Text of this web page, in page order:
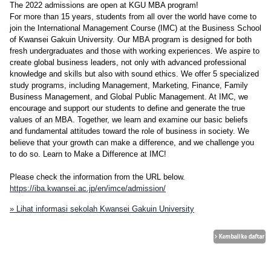
The 2022 admissions are open at KGU MBA program!
For more than 15 years, students from all over the world have come to
join the International Management Course (IMC) at the Business School
of Kwansei Gakuin University. Our MBA program is designed for both
fresh undergraduates and those with working experiences. We aspire to
create global business leaders, not only with advanced professional
knowledge and skills but also with sound ethics. We offer 5 specialized
study programs, including Management, Marketing, Finance, Family
Business Management, and Global Public Management. At IMC, we
encourage and support our students to define and generate the true
values of an MBA. Together, we learn and examine our basic beliefs
and fundamental attitudes toward the role of business in society. We
believe that your growth can make a difference, and we challenge you
to do so. Learn to Make a Difference at IMC!
Please check the information from the URL below.
https://iba.kwansei.ac.jp/en/imce/admission/
» Lihat informasi sekolah Kwansei Gakuin University